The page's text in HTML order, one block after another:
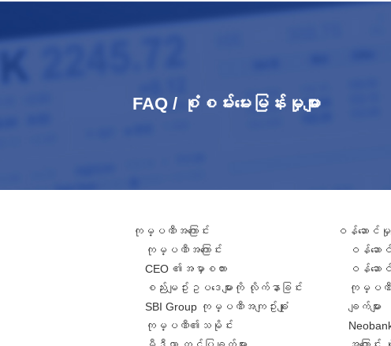
FAQ / စုံစမ်းမေးမြန်းမှုများ
ကုမ္ပဏီအကြောင်း
ကုမ္ပဏီအကြောင်း
CEO ၏အမှာစကား
စည်းမျဥ်းဥပဒေများကို လိုက်နာခြင်း
SBI Group ကုမ္ပဏီအကျဥ်းချုံး
ကုမ္ပဏီ၏သမိုင်း
ဝန်ဆောင်မှုမ
ဝန်ဆေ
ဝန်ဆေ
ကုမ္ပဏီ
ချက်များ